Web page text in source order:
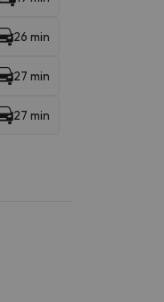
26 min
27 min
27 min